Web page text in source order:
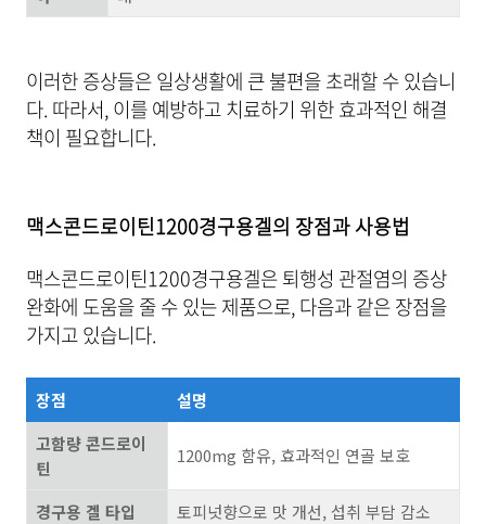
이러한 증상들은 일상생활에 큰 불편을 초래할 수 있습니
다. 따라서, 이를 예방하고 치료하기 위한 효과적인 해결
책이 필요합니다.
맥스콘드로이틴1200경구용겔의 장점과 사용법
맥스콘드로이틴1200경구용겔은 퇴행성 관절염의 증상
완화에 도움을 줄 수 있는 제품으로, 다음과 같은 장점을
가지고 있습니다.
장점
설명
고함량 콘드로이
틴
1200mg 함유, 효과적인 연골 보호
경구용 겔 타입 토피넛향으로 맛 개선, 섭취 부담 감소